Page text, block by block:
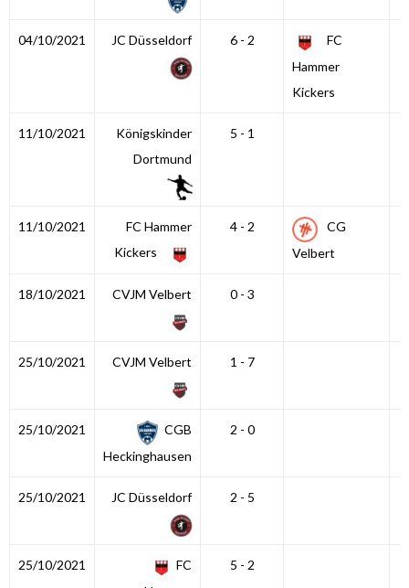
04/10/2021 JC Düsseldorf 6 - 2
FC
Hammer
Kickers
11/10/2021
Königskinder
Dortmund
5 - 1
11/10/2021
FC Hammer
Kickers
4 - 2
CG
Velbert
18/10/2021 CVJM Velbert 0 - 3
25/10/2021 CVJM Velbert 1 - 7
25/10/2021
CGB
Heckinghausen
2 - 0
25/10/2021 JC Düsseldorf 2 - 5
25/10/2021
FC
5 - 2